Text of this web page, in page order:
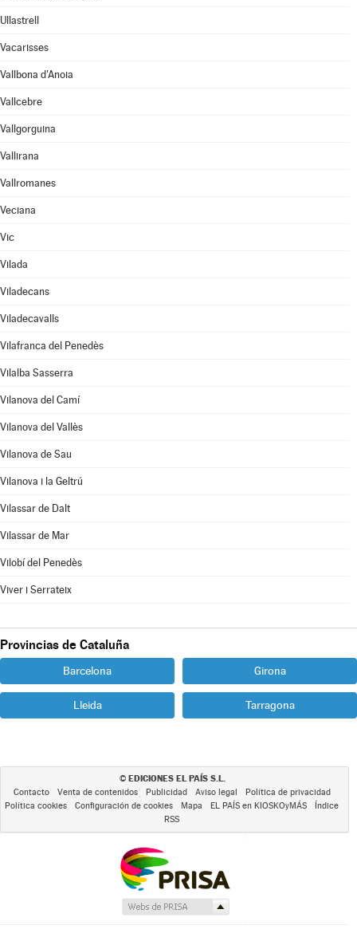
Ullastrell
Vacarisses
Vallbona d'Anoia
Vallcebre
Vallgorguina
Vallirana
Vallromanes
Veciana
Vic
Vilada
Viladecans
Viladecavalls
Vilafranca del Penedès
Vilalba Sasserra
Vilanova del Camí
Vilanova del Vallès
Vilanova de Sau
Vilanova i la Geltrú
Vilassar de Dalt
Vilassar de Mar
Vilobí del Penedès
Viver i Serrateix
Provincias de Cataluña
Barcelona Girona
Lleida Tarragona
© EDICIONES EL PAÍS S.L.
Contacto Venta de contenidos Publicidad Aviso legal
Política de privacidad
Política cookies
Configuración de cookies Mapa EL PAÍS en KIOSKOyMÁS
Índice
RSS